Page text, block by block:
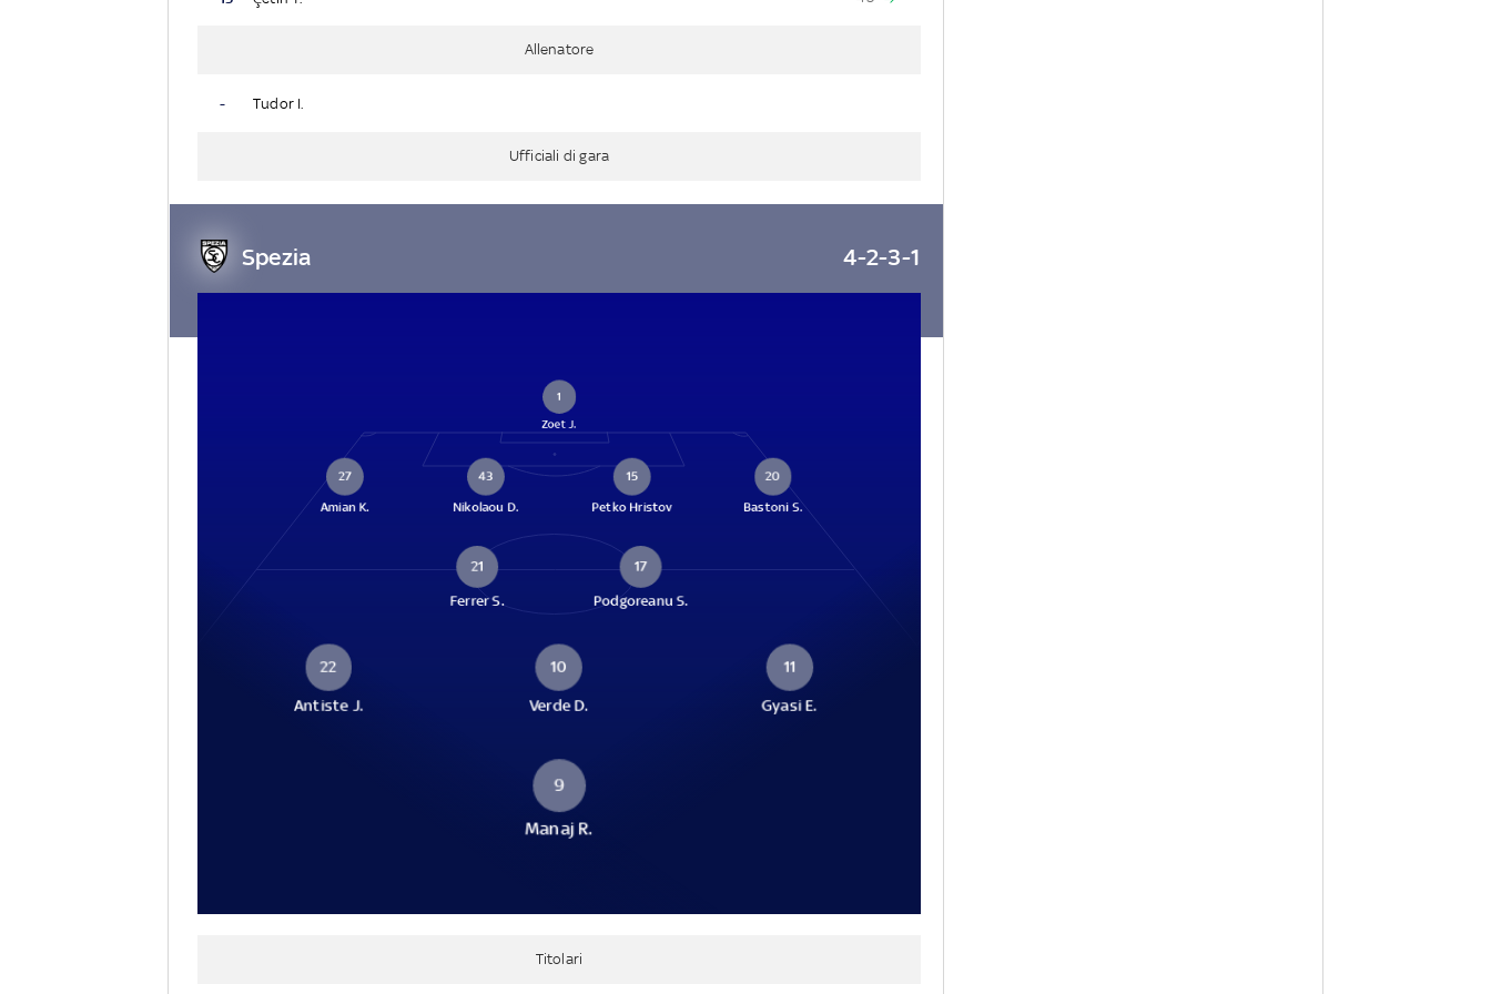
Allenatore
- Tudor I.
Ufficiali di gara
Spezia 4-2-3-1
1
Zoet J.
27
Amian K.
43
Nikolaou D.
15
Petko Hristov
20
Bastoni S.
21
Ferrer S.
17
Podgoreanu S.
22
Antiste J.
10
Verde D.
11
Gyasi E.
9
Manaj R.
Titolari